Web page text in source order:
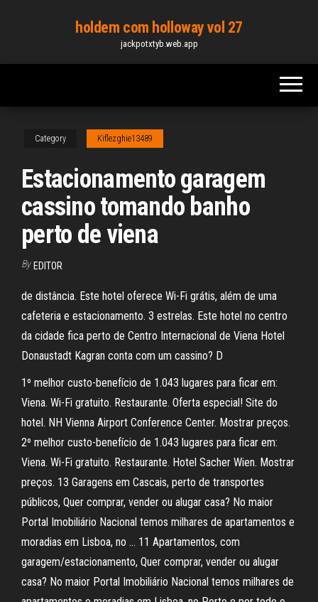
content
holdem com holloway vol 27
jackpotxtyb.web.app
Category Kiflezghie13489
Estacionamento garagem
cassino tomando banho
perto de viena
By EDITOR
de distância. Este hotel oferece Wi-Fi grátis, além de uma
cafeteria e estacionamento. 3 estrelas. Este hotel no centro
da cidade fica perto de Centro Internacional de Viena Hotel
Donaustadt Kagran conta com um cassino? D
1º melhor custo-benefício de 1.043 lugares para ficar em:
Viena. Wi-Fi gratuito. Restaurante. Oferta especial! Site do
hotel. NH Vienna Airport Conference Center. Mostrar preços.
2º melhor custo-benefício de 1.043 lugares para ficar em:
Viena. Wi-Fi gratuito. Restaurante. Hotel Sacher Wien. Mostrar
preços. 13 Garagens em Cascais, perto de transportes
públicos, Quer comprar, vender ou alugar casa? No maior
Portal Imobiliário Nacional temos milhares de apartamentos e
moradias em Lisboa, no … 11 Apartamentos, com
garagem/estacionamento, Quer comprar, vender ou alugar
casa? No maior Portal Imobiliário Nacional temos milhares de